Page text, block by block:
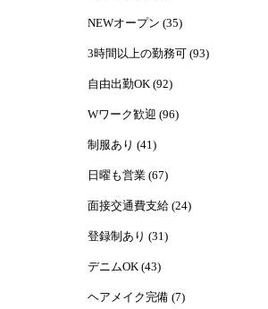
NEWオープン (35)
3時間以上の勤務可 (93)
自由出勤OK (92)
Wワーク歓迎 (96)
制服あり (41)
日曜も営業 (67)
面接交通費支給 (24)
登録制あり (31)
デニムOK (43)
ヘアメイク完備 (7)